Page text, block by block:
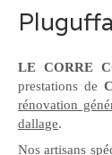
LE CORRE
prestations de
rénovation
dallage.
Nos artisans